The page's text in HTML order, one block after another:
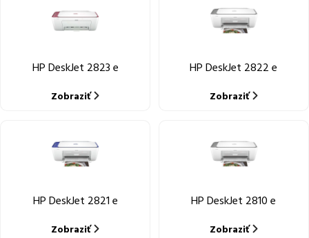
HP DeskJet 2823 e
Zobraziť
HP DeskJet 2822 e
Zobraziť
HP DeskJet 2821 e
Zobraziť
HP DeskJet 2810 e
Zobraziť